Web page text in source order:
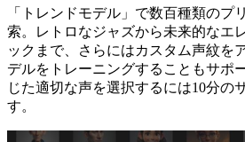
「トレンドモデル」で数百種類のプ
索。レトロなジャズから未来的なエ
ックまで、さらにはカスタム声紋を
デルをトレーニングすることもサポ
じた適切な声を選択するには10分の
す。